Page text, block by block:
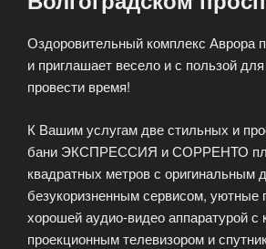
Оздоровительный комплекс Аврора
и приглашает весело и с пользой
провести время!
К Вашим услугам две стильных и
бани ЭКСПРЕССИЯ и СОРРЕНТО
квадратных метров с оригинальным
безукоризненным сервисом, уютные
хорошей аудио-видео аппаратурой с
проекционным телевизором и